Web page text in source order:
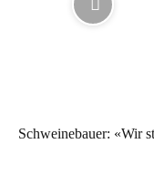
Schweinebauer: «Wir